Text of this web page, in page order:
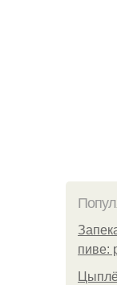
пиве: